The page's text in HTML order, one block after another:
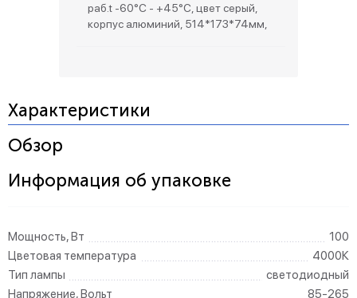
раб.t -60°C - +45°C, цвет серый,
корпус алюминий, 514*173*74мм,
Характеристики
Обзор
Информация об упаковке
Мощность, Вт
100
Цветовая температура
4000К
Тип лампы
светодиодный
Напряжение, Вольт
85-265